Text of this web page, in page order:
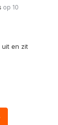
op 10
uit en zit